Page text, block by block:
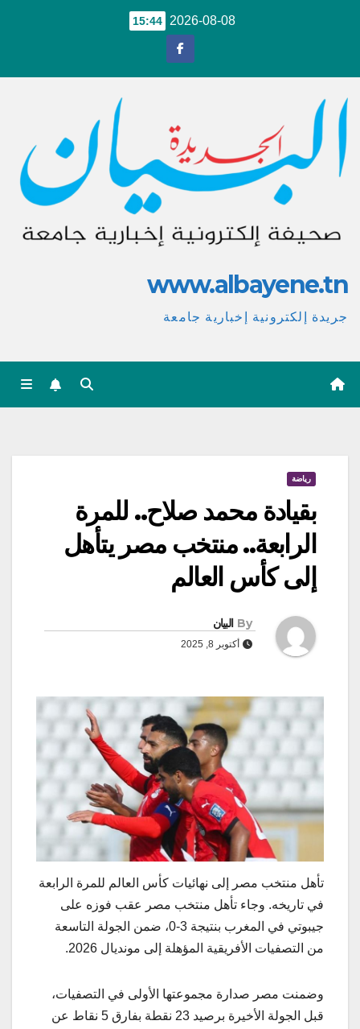
2026-08-08
15:44
www.albayene.tn
جريدة إلكترونية إخبارية جامعة
رياضة
بقيادة محمد صلاح.. للمرة
الرابعة.. منتخب مصر يتأهل
إلى كأس العالم
By البيان
أكتوبر 8, 2025
تأهل منتخب مصر إلى نهائيات كأس العالم للمرة الرابعة
في تاريخه. وجاء تأهل منتخب مصر عقب فوزه على
جيبوتي في المغرب بنتيجة 3-0، ضمن الجولة التاسعة
من التصفيات الأفريقية المؤهلة إلى مونديال 2026.
وضمنت مصر صدارة مجموعتها الأولى في التصفيات،
قبل الجولة الأخيرة برصيد 23 نقطة بفارق 5 نقاط عن